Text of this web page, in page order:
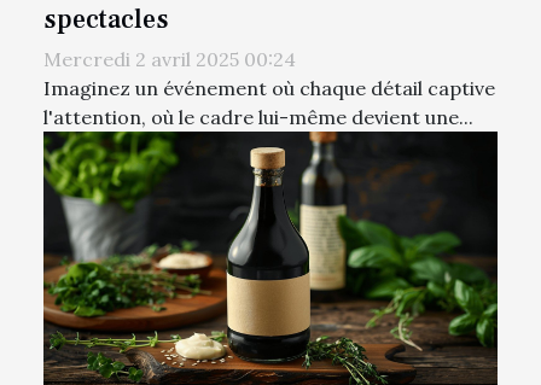
spectacles
Mercredi 2 avril 2025 00:24
Imaginez un événement où chaque détail captive
l'attention, où le cadre lui-même devient une...